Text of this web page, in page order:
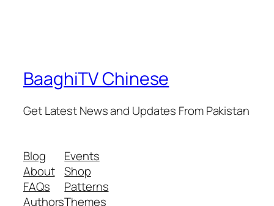
BaaghiTV Chinese
Get Latest News and Updates From Pakistan
Blog
About
FAQs
Authors
Events
Shop
Patterns
Themes